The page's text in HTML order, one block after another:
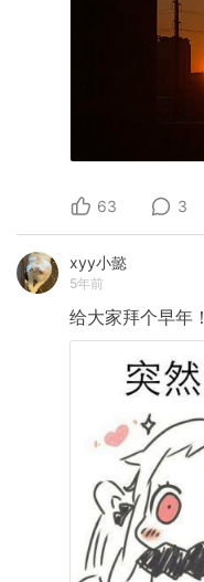
63 3
xyy小懿
5年前
给大家拜个早年！